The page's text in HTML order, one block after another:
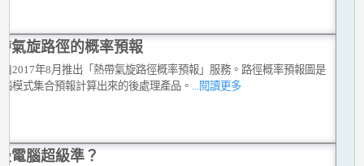
氣旋路徑的概率預報
2017年8月推出「熱帶氣旋路徑概率預報」服務。路徑概率預報圖是
模式集合預報計算出來的後處理產品。
...閱讀更多
電腦超級準？